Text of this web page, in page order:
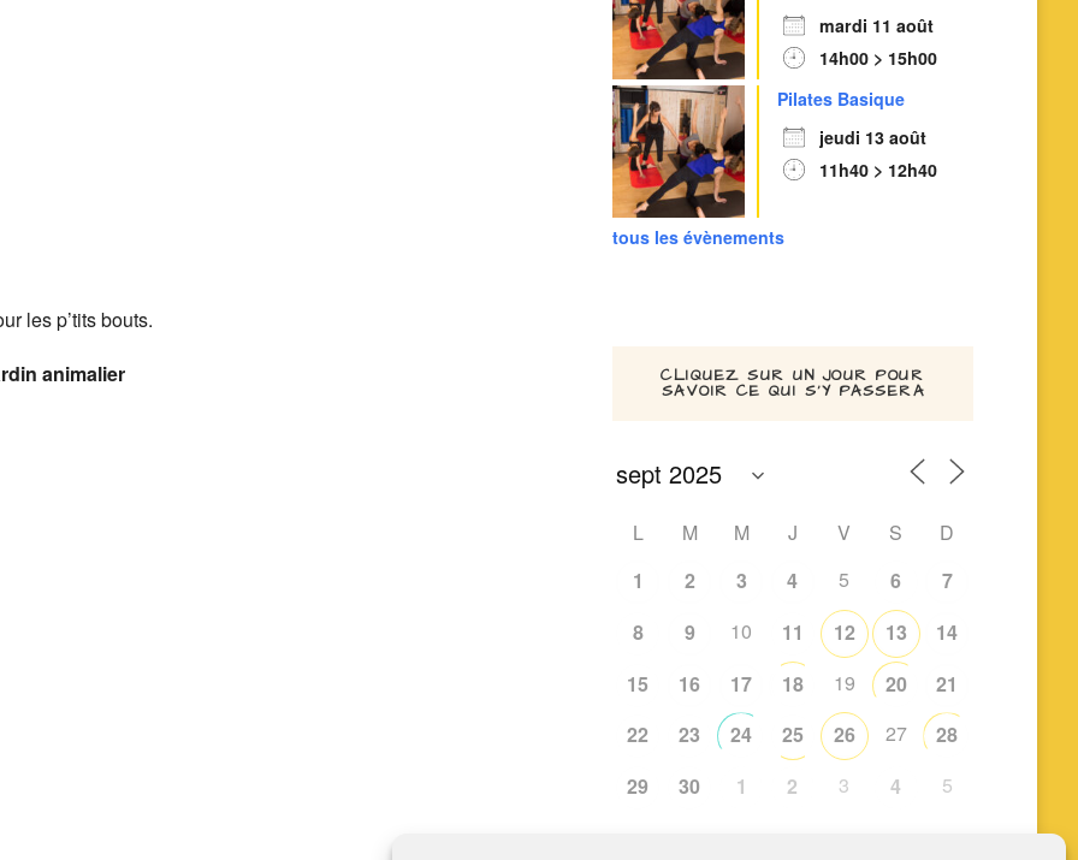
les p’tits bouts.
animalier
mardi 11 août
14h00 > 15h00
Pilates Basique
jeudi 13 août
11h40 > 12h40
tous les évènements
CLIQUEZ SUR UN JOUR POUR
SAVOIR CE QUI S’Y PASSERA
L M M J V S
D
1
2 3 4 5 6
7
8
9 10 11 12 13
14
15
16 17 18 19 20
21
22
23 24 25 26 27
28
29
30 1 2 3 4 5